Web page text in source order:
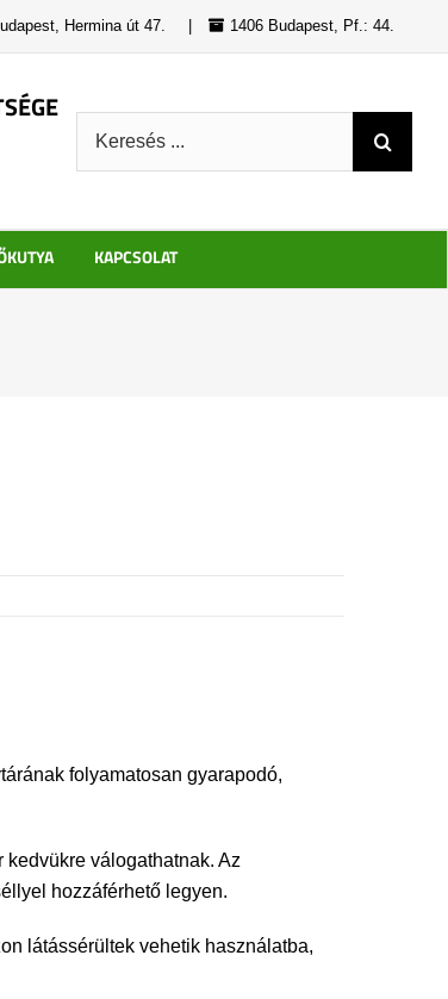
Hermina út 47. 1406 Budapest, Pf.: 44.
KAPCSOLAT
folyamatosan gyarapodó,
válogathatnak. Az
hozzáférhető legyen.
látássérültek vehetik használatba,